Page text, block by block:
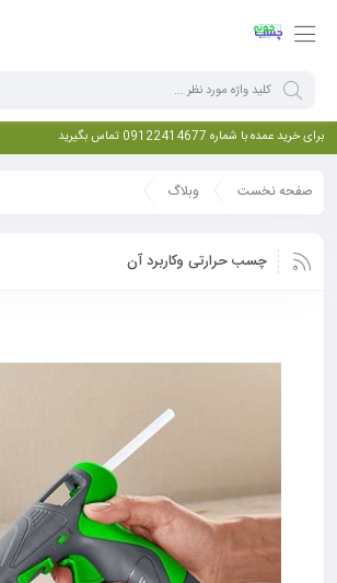
برای خرید عمده با شماره 09122414677 تماس بگیرید
صفحه نخست وبلاگ
چسب حرارتی وکاربرد آن